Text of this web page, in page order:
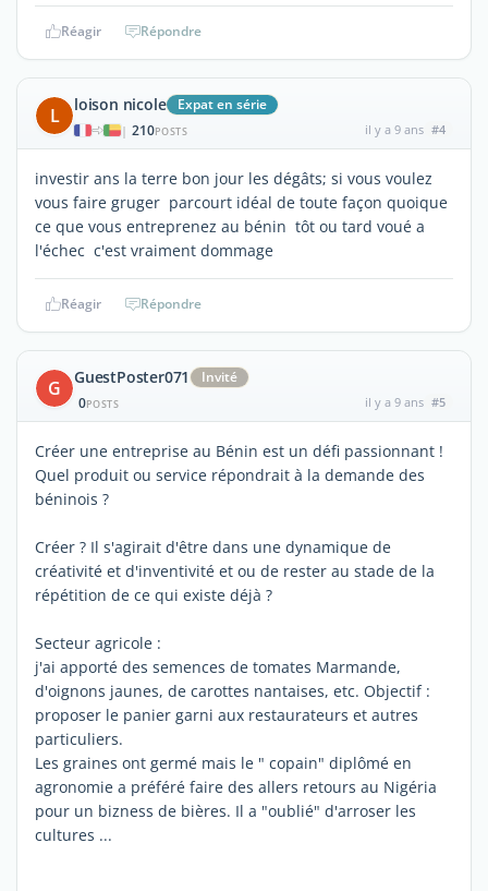
Réagir Répondre
L loison nicole Expat en série
| 210POSTS il y a 9 ans #4
investir ans la terre bon jour les dégâts; si vous voulez
vous faire gruger parcourt idéal de toute façon quoique
ce que vous entreprenez au bénin tôt ou tard voué a
l'échec c'est vraiment dommage
Réagir Répondre
G GuestPoster071
Invité
0POSTS il y a 9 ans #5
Créer une entreprise au Bénin est un défi passionnant !
Quel produit ou service répondrait à la demande des
béninois ?
Créer ? Il s'agirait d'être dans une dynamique de
créativité et d'inventivité et ou de rester au stade de la
répétition de ce qui existe déjà ?
Secteur agricole :
j'ai apporté des semences de tomates Marmande,
d'oignons jaunes, de carottes nantaises, etc. Objectif :
proposer le panier garni aux restaurateurs et autres
particuliers.
Les graines ont germé mais le " copain" diplômé en
agronomie a préféré faire des allers retours au Nigéria
pour un bizness de bières. Il a "oublié" d'arroser les
cultures ...